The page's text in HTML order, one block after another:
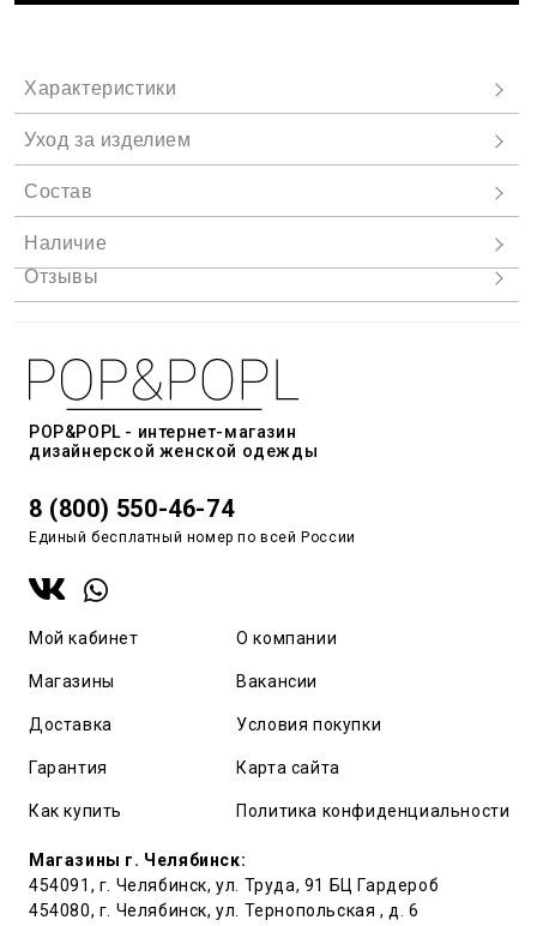
POP&POPL - интернет-магазин
дизайнерской женской одежды
8 (800) 550-46-74
Единый бесплатный номер по всей России
Мой кабинет
Магазины
Доставка
Гарантия
Как купить
О компании
Вакансии
Условия покупки
Карта сайта
Политика конфиденциальности
Магазины г. Челябинск:
454091, г. Челябинск, ул. Труда, 91 БЦ Гардероб
454080, г. Челябинск, ул. Тернопольская , д. 6